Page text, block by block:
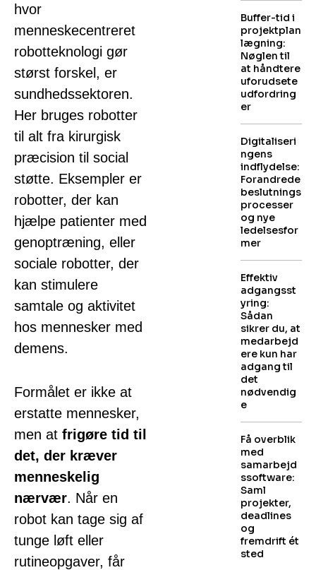
hvor
menneskecentreret
robotteknologi gør
størst forskel, er
sundhedssektoren.
Her bruges robotter
til alt fra kirurgisk
præcision til social
støtte. Eksempler er
robotter, der kan
hjælpe patienter med
genoptræning, eller
sociale robotter, der
kan stimulere
samtale og aktivitet
hos mennesker med
demens.
Formålet er ikke at
erstatte mennesker,
men at frigøre tid til
det, der kræver
menneskelig
nærvær. Når en
robot kan tage sig af
tunge løft eller
rutineopgaver, får
Buffer-tid i
projektplan
lægning:
Nøglen til
at håndtere
uforudsete
udfordring
er
Digitaliseri
ngens
indflydelse:
Forandrede
beslutnings
processer
og nye
ledelsesfor
mer
Effektiv
adgangsst
yring:
Sådan
sikrer du, at
medarbejd
ere kun har
adgang til
det
nødvendig
e
Få overblik
med
samarbejd
ssoftware:
Saml
projekter,
deadlines
og
fremdrift ét
sted